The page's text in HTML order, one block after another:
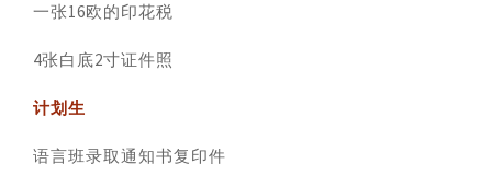
一张16欧的印花税
4张白底2寸证件照
计划生
语言班录取通知书复印件